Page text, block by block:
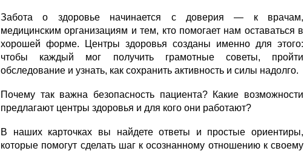
Забота о здоровье начинается с доверия — к врачам,
медицинским организациям и тем, кто помогает нам оставаться в
хорошей форме. Центры здоровья созданы именно для этого:
чтобы каждый мог получить грамотные советы, пройти
обследование и узнать, как сохранить активность и силы надолго.
Почему так важна безопасность пациента? Какие возможности
предлагают центры здоровья и для кого они работают?
В наших карточках вы найдете ответы и простые ориентиры,
которые помогут сделать шаг к осознанному отношению к своему